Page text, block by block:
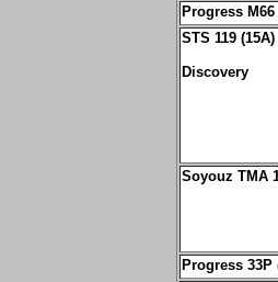
Progress M66
STS 119 (15A)
Discovery
Soyouz TMA
Progress 33P